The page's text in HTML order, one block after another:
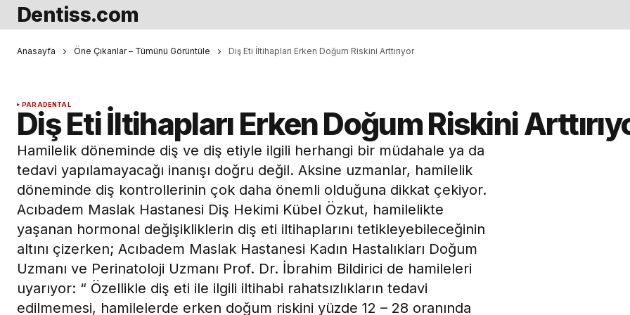
Dentiss.com
Anasayfa Öne Çıkanlar – Tümünü Görüntüle Diş Eti İltihapları Erken Doğum Riskini Arttırıyor
PARADENTAL
Diş Eti İltihapları Erken Doğum Riskini
Hamilelik döneminde diş ve diş etiyle ilgili herhangi bir müdahale ya da
tedavi yapılamayacağı inanışı doğru değil. Aksine uzmanlar, hamilelik
döneminde diş kontrollerinin çok daha önemli olduğuna dikkat çekiyor.
Acıbadem Maslak Hastanesi Diş Hekimi Kübel Özkut, hamilelikte
yaşanan hormonal değişikliklerin diş eti iltihaplarını tetikleyebileceğinin
altını çizerken; Acıbadem Maslak Hastanesi Kadın Hastalıkları Doğum
Uzmanı ve Perinatoloji Uzmanı Prof. Dr. İbrahim Bildirici de hamileleri
uyarıyor: “ Özellikle diş eti ile ilgili iltihabi rahatsızlıkların tedavi
edilmemesi, hamilelerde erken doğum riskini yüzde 12 – 28 oranında